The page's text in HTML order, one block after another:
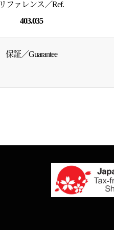
リファレンス／Ref.
403.035
保証／Guarantee